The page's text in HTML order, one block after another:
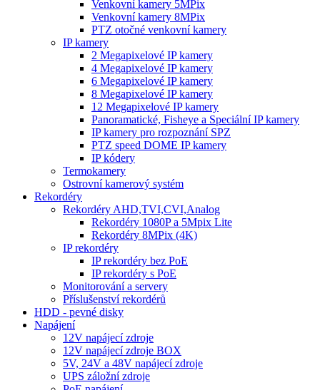
Venkovní kamery 5MPix
Venkovní kamery 8MPix
PTZ otočné venkovní kamery
IP kamery
2 Megapixelové IP kamery
4 Megapixelové IP kamery
6 Megapixelové IP kamery
8 Megapixelové IP kamery
12 Megapixelové IP kamery
Panoramatické, Fisheye a Speciální IP kamery
IP kamery pro rozpoznání SPZ
PTZ speed DOME IP kamery
IP kódery
Termokamery
Ostrovní kamerový systém
Rekordéry
Rekordéry AHD,TVI,CVI,Analog
Rekordéry 1080P a 5Mpix Lite
Rekordéry 8MPix (4K)
IP rekordéry
IP rekordéry bez PoE
IP rekordéry s PoE
Monitorování a servery
Příslušenství rekordérů
HDD - pevné disky
Napájení
12V napájecí zdroje
12V napájecí zdroje BOX
5V, 24V a 48V napájecí zdroje
UPS záložní zdroje